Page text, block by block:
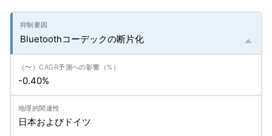
Bluetoothコーデックの断片化
-0.40%
日本およびドイツ